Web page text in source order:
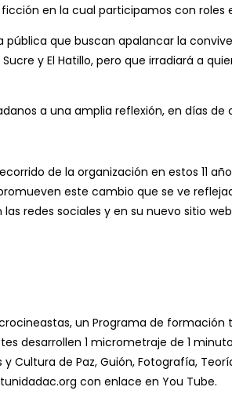
en la cual participamos con roles
que buscan apalancar la
y El Hatillo, pero que irradiará a
a una amplia reflexión, en días de
de la organización en estos 11
este cambio que se ve
redes sociales y en su nuevo sitio
un Programa de
desarrollen 1 micrometraje de 1
Cultura de Paz, Guión, Fotografía,
con enlace en You Tube.